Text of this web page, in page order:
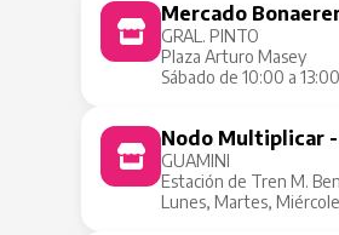
Mercado
GRAL. PINTO
Plaza Arturo Masey
Sábado de 10:00 a
Nodo Multiplicar -
GUAMINI
Estación de Tren M.
Lunes, Martes,